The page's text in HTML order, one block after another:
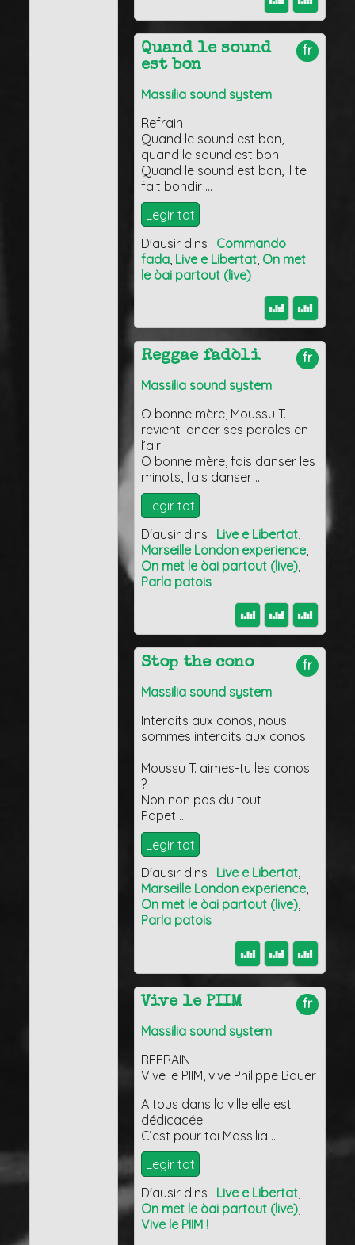
fr
Quand le sound
est bon
Massilia sound system
Refrain
Quand le sound est bon,
quand le sound est bon
Quand le sound est bon, il te
fait bondir …
Legir tot
D'ausir dins : Commando
fada Live e Libertat On met
le òai partout (live)
fr
Reggae fadòli
Massilia sound system
O bonne mère, Moussu T.
revient lancer ses paroles en
l’air
O bonne mère, fais danser les
minots, fais danser …
Legir tot
D'ausir dins : Live e Libertat,
Marseille London experience,
On met le òai partout (live),
Parla patois
fr
Stop the cono
Massilia sound system
Interdits aux conos, nous
sommes interdits aux conos
Moussu T. aimes-tu les conos
?
Non non pas du tout
Papet …
Legir tot
D'ausir dins : Live e Libertat,
Marseille London experience,
On met le òai partout (live),
Parla patois
fr
Vive le PIIM
Massilia sound system
REFRAIN
Vive le PIIM, vive Philippe Bauer
A tous dans la ville elle est
dédicacée
C’est pour toi Massilia …
Legir tot
D'ausir dins : Live e Libertat
On met le òai partout (live)
Vive le PIIM !